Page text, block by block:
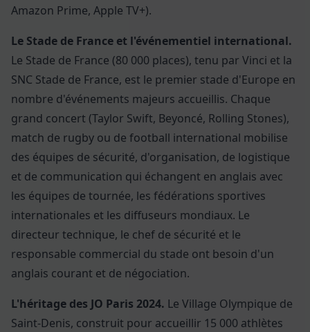
Amazon Prime, Apple TV+).
Le Stade de France et l'événementiel international.
Le Stade de France (80 000 places), tenu par Vinci et la
SNC Stade de France, est le premier stade d'Europe en
nombre d'événements majeurs accueillis. Chaque
grand concert (Taylor Swift, Beyoncé, Rolling Stones),
match de rugby ou de football international mobilise
des équipes de sécurité, d'organisation, de logistique
et de communication qui échangent en anglais avec
les équipes de tournée, les fédérations sportives
internationales et les diffuseurs mondiaux. Le
directeur technique, le chef de sécurité et le
responsable commercial du stade ont besoin d'un
anglais courant et de négociation.
L'héritage des JO Paris 2024. Le Village Olympique de
Saint-Denis, construit pour accueillir 15 000 athlètes